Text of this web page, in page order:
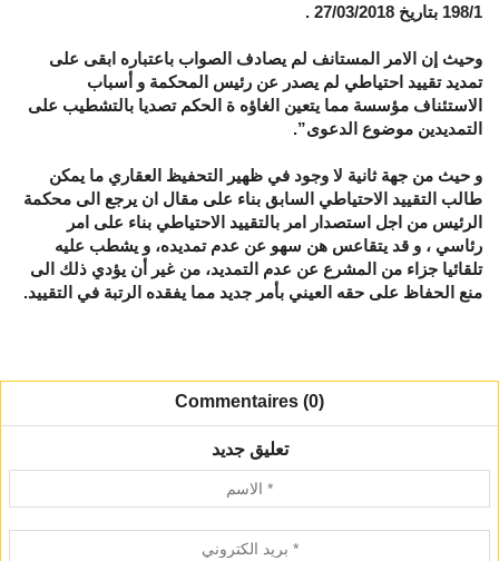
198/1 بتاريخ 27/03/2018 .
وحيث إن الامر المستانف لم يصادف الصواب باعتباره ابقى على
تمديد تقييد احتياطي لم يصدر عن رئيس المحكمة و أسباب
الاستئناف مؤسسة مما يتعين الغاؤه ة الحكم تصديا بالتشطيب على
التمديدين موضوع الدعوى”.
و حيث من جهة ثانية لا وجود في ظهير التحفيظ العقاري ما يمكن
طالب التقييد الاحتياطي السابق بناء على مقال ان يرجع الى محكمة
الرئيس من اجل استصدار امر بالتقييد الاحتياطي بناء على امر
رئاسي ، و قد يتقاعس هن سهو عن عدم تمديده، و يشطب عليه
تلقائيا جزاء من المشرع عن عدم التمديد، من غير أن يؤدي ذلك الى
منع الحفاظ على حقه العيني بأمر جديد مما يفقده الرتبة في التقييد.
Commentaires (0)
تعليق جديد